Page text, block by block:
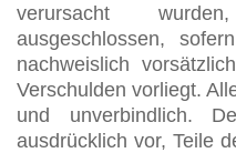
verursacht
ausgeschlossen,
nachweislich
Verschulden vorliegt.
und unverbindlich.
ausdrücklich vor, Teile